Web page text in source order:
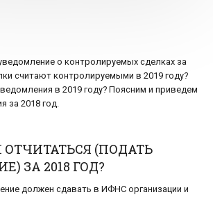
о контролируемых сделках за
считают контролируемыми в 2019 году?
в 2019 году? Поясним и приведем
за 2018 год.
(ПОДАТЬ
ЗА 2018 ГОД?
должен сдавать в ИФНС организации и